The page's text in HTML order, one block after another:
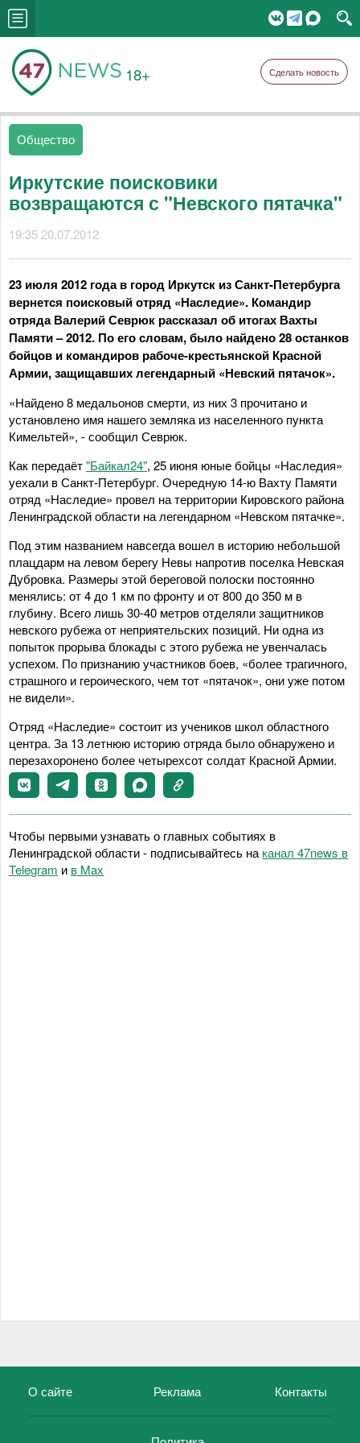
18+ Сделать новость
Общество
Иркутские поисковики
возвращаются с "Невского пятачка"
19:35 20.07.2012
23 июля 2012 года в город Иркутск из Санкт-Петербурга
вернется поисковый отряд «Наследие». Командир
отряда Валерий Севрюк рассказал об итогах Вахты
Памяти – 2012. По его словам, было найдено 28 останков
бойцов и командиров рабоче-крестьянской Красной
Армии, защищавших легендарный «Невский пятачок».
«Найдено 8 медальонов смерти, из них 3 прочитано и
установлено имя нашего земляка из населенного пункта
Кимельтей», - сообщил Севрюк.
Как передаёт"Байкал24", 25 июня юные бойцы «Наследия»
уехали в Санкт-Петербург. Очередную 14-ю Вахту Памяти
отряд «Наследие» провел на территории Кировского района
Ленинградской области на легендарном «Невском пятачке».
Под этим названием навсегда вошел в историю небольшой
плацдарм на левом берегу Невы напротив поселка Невская
Дубровка. Размеры этой береговой полоски постоянно
менялись: от 4 до 1 км по фронту и от 800 до 350 м в
глубину. Всего лишь 30-40 метров отделяли защитников
невского рубежа от неприятельских позиций. Ни одна из
попыток прорыва блокады с этого рубежа не увенчалась
успехом. По признанию участников боев, «более трагичного,
страшного и героического, чем тот «пятачок», они уже потом
не видели».
Отряд «Наследие» состоит из учеников школ областного
центра. За 13 летнюю историю отряда было обнаружено и
перезахоронено более четырехсот солдат Красной Армии.
Чтобы первыми узнавать о главных событиях в
Ленинградской области - подписывайтесь на канал 47news в
Telegram и в Maх
О сайте Реклама Контакты